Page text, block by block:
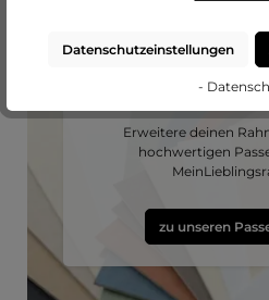
Passendes
Erweitere deinen
hochwertigen
zu unseren
Datenschutzeinstellungen
-